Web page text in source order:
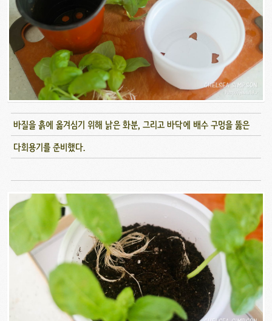
바질을 흙에 옮겨심기 위해 낡은 화분, 그리고 바닥에 배수 구멍을 뚫은
다회용기를 준비했다.